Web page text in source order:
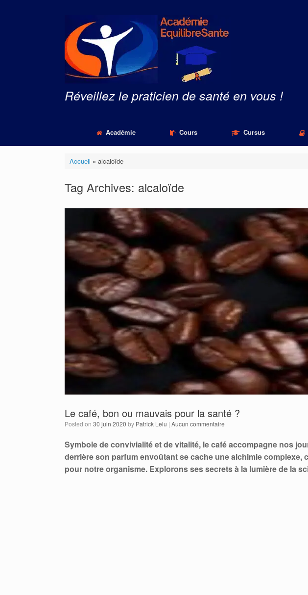
Réveillez le praticien de santé en vous !
Académie Cours Cursus
Accueil » alcaloïde
Tag Archives: alcaloïde
Le café, bon ou mauvais pour la santé ?
Posted on 30 juin 2020 by Patrick Lelu | Aucun commentaire
Symbole de convivialité et de vitalité, le café accompagne nos
derrière son parfum envoûtant se cache une alchimie complexe,
pour notre organisme. Explorons ses secrets à la lumière de la